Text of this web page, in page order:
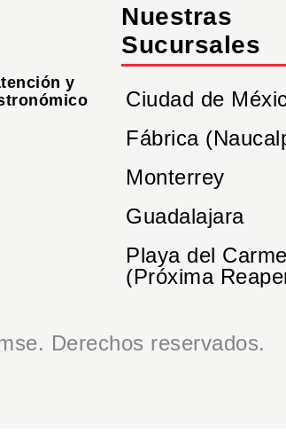
y
Nuestras
Sucursales
Ciudad de
Fábrica
Monterrey
Guadalajara
Playa del
(Próxima
Derechos reservados.